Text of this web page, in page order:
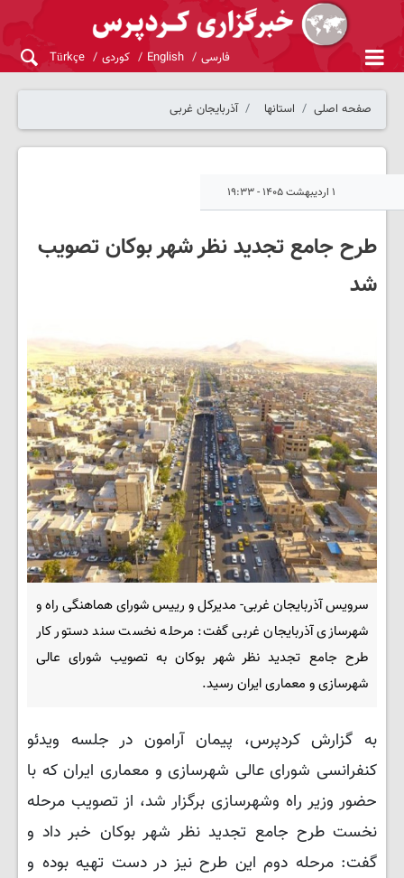
فارسی English کوردی Türkçe
صفحه اصلی استانها آذربایجان غربی
۱ اردیبهشت ۱۴۰۵ - ۱۹:۳۳
طرح جامع تجدید نظر شهر بوکان تصویب
شد
سرویس آذربایجان غربی- مدیرکل و رییس شورای هماهنگی راه و
شهرسازی آذربایجان غربی گفت: مرحله نخست سند دستور کار
طرح جامع تجدید نظر شهر بوکان به تصویب شورای عالی
شهرسازی و معماری ایران رسید.
به گزارش کردپرس، پیمان آرامون در جلسه ویدئو
کنفرانسی شورای عالی شهرسازی و معماری ایران که با
حضور وزیر راه وشهرسازی برگزار شد، از تصویب مرحله
نخست طرح جامع تجدید نظر شهر بوکان خبر داد و
گفت: مرحله دوم این طرح نیز در دست تهیه بوده و